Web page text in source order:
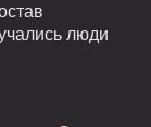
люди